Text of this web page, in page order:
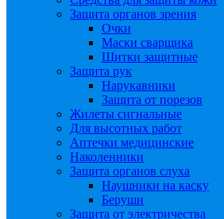
Защита органов зрения
Очки
Маски сварщика
Щитки защитные
Защита рук
Нарукавники
Защита от порезов
Жилеты сигнальные
Для высотных работ
Аптечки медицинские
Наколенники
Защита органов слуха
Наушники на каску
Беруши
Защита от электричества